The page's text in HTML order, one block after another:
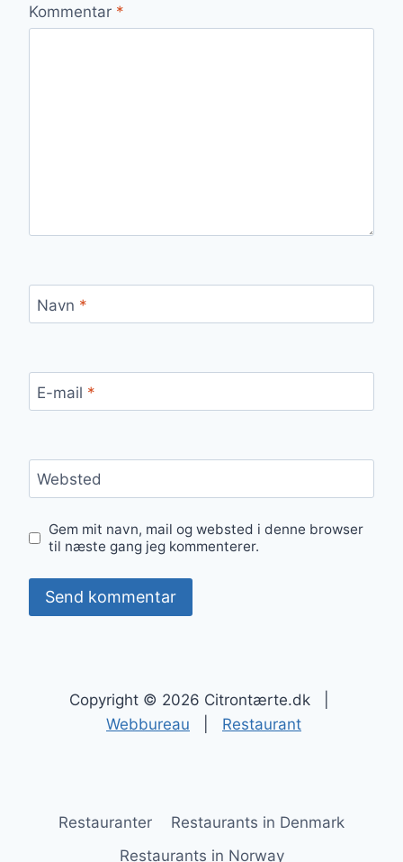
Kommentar *
Navn *
E-mail *
Websted
Gem mit navn, mail og websted i denne browser
til næste gang jeg kommenterer.
Copyright © 2026 Citrontærte.dk |
Webbureau
Restaurant
Restauranter
Restaurants in Denmark
Restaurants in Norway